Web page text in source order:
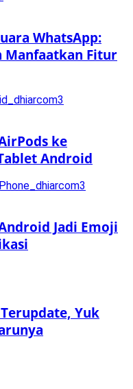
WhatsApp:
Manfaatkan Fitur
ke
Android
Jadi Emoji
Terupdate, Yuk